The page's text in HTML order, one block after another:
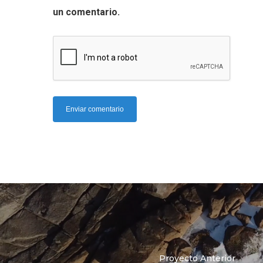
un comentario.
Proyecto Anterior